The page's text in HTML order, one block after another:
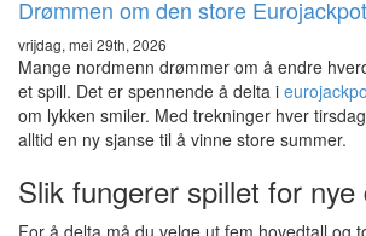
Drømmen om den store
vrijdag, mei 29th, 2026
Mange nordmenn drømmer om å endre
et spill. Det er spennende å delta i
om lykken smiler. Med trekninger hver
alltid en ny sjanse til å vinne store summer.
Slik fungerer spillet for nye
For å delta må du velge ut fem hovedtall og